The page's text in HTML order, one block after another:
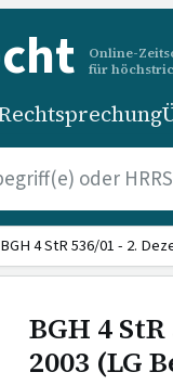
Online-
für
BGH 4 StR 536/01 - 2.
BGH 4
2003 (LG